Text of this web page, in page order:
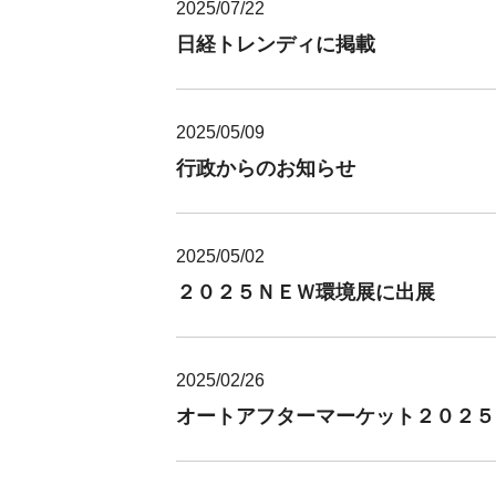
2025/07/22
日経トレンディに掲載
2025/05/09
行政からのお知らせ
2025/05/02
２０２５ＮＥＷ環境展に出展
2025/02/26
オートアフターマーケット２０２